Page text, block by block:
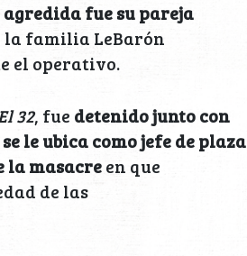
fue su pareja
la familia LeBarón
el operativo.
32, fue detenido junto con
le ubica como jefe de plaza
la masacreen que
de las